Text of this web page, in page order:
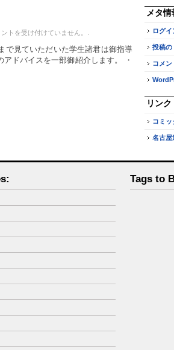
ントを受け付けていません。
で見ていただいた学生諸君は御指導
ドバイスを一部御紹介します。 ・
メタ情
ログイ
投稿の
コメン
リンク
コミ
名古屋
Tags to